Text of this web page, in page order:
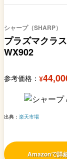
シャープ（SHARP）
プラズマクラ
WX902
参考価格： ¥
出典： 楽天市場
Amazonで詳